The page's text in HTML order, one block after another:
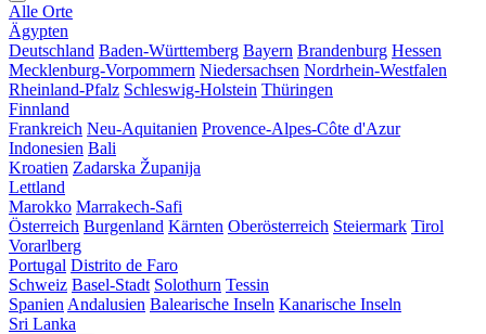
Alle Orte
Ägypten
Deutschland Baden-Württemberg Bayern Brandenburg Hessen
Mecklenburg-Vorpommern Niedersachsen Nordrhein-Westfalen
Rheinland-Pfalz Schleswig-Holstein Thüringen
Finnland
Frankreich Neu-Aquitanien Provence-Alpes-Côte d'Azur
Indonesien Bali
Kroatien Zadarska Županija
Lettland
Marokko Marrakech-Safi
Österreich Burgenland Kärnten Oberösterreich Steiermark Tirol
Vorarlberg
Portugal Distrito de Faro
Schweiz Basel-Stadt Solothurn Tessin
Spanien Andalusien Balearische Inseln Kanarische Inseln
Sri Lanka